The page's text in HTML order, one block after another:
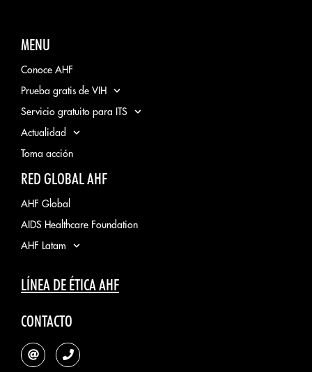
MENU
Conoce AHF
Prueba gratis de VIH
Servicio gratuito para ITS
Actualidad
Toma acción
RED GLOBAL AHF
AHF Global
AIDS Healthcare Foundation
AHF Latam
LÍNEA DE ÉTICA AHF
CONTACTO